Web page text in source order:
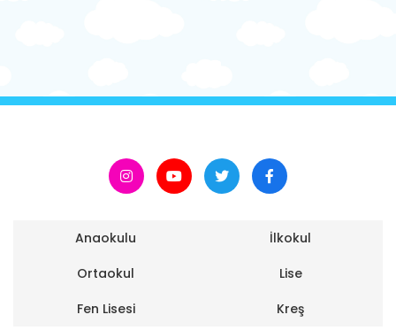
Anaokulu
İlkokul
Ortaokul
Lise
Fen Lisesi
Kreş